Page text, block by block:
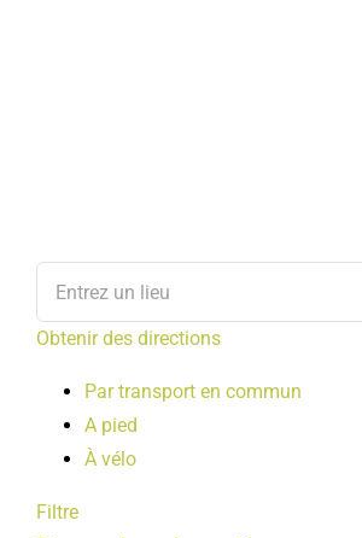
Obtenir des directions
Par transport en commun
A pied
À vélo
Filtre